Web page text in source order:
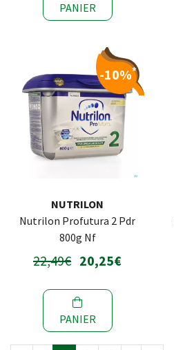
PANIER
-10%*
NUTRILON
Nutrilon Profutura 2 Pdr
800g Nf
22,49€ 20,25€
PANIER